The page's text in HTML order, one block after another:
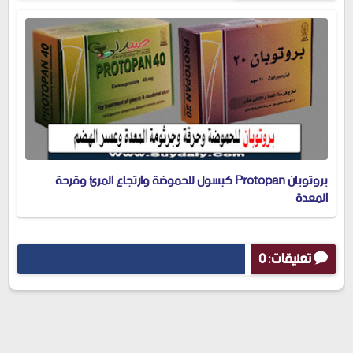
بروتوبان Protopan كبسول للحموضة وارتجاع المرئ وقرحة
المعدة
تعليقات: 0
إرسال تعليق